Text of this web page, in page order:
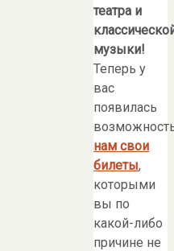
театра и
музыки!
Теперь у
вас
появилась
нам свои
билеты,
которыми
вы по
какой-либо
причине не